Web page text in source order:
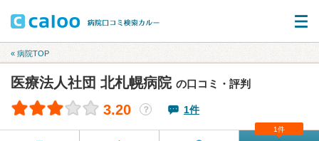
« 病院TOP
医療法人社団 北札幌病院 の口コミ・評判
3.20 ？ 1件
1件